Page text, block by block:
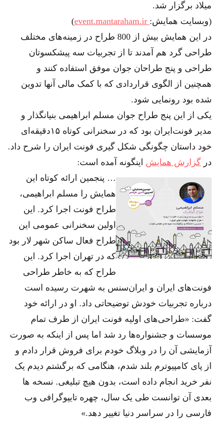
میلاد برگزار شد.
(وبسایت همایش:
)
در این همایش بیش از 800 طراح در زمینه‌های مختلف
طراحی گرد هم آمدند تا از تجربیات سه پیشکسوتان
طراحی و پنج طراحان جوان موفق استفاده کنند و
همچنین از الگوی قراردادی که با کمک مالی آنها تدوین
شده بود رونمایی شود.
یکی از این پنج طراح جوان مسلم ابراهیمی بنیانگذار و
مدیر فونت‌ایران بود که در سخنرانی کوتاه ۱۵دقیقه‌ای
خود داستان چگونگی شکل گیری فونت ایران را شرح داد.
در گزارش همایش اینگونه آمده است:
… پنجمین ارائه کوتاه این
همایش را مسلم ابراهیمی،
طراح فونت اجرا کرد. این
اولین سخنرانی عمومی این
طراح فعال ساکن شهر لار بود
که در تهران اجرا کرد. این
طراح که به خاطر طراحی
فونت‌های ایران و ایران‌سنس به شهرت رسیده است
درباره تجربیات خودش توضیحاتی داد. او در ارائه خود
گفت: «طراحی‌های اولیه فونت ایران از طرف تمام
موسسات و جشنواره‌ها رد شد اما پس از اینکه به صورت
آزمایشی آن را در وبلاگ خودم برای فروش قرار دادم و
از پای کامپیوترم بلند شدم، هنگامی که برگشتم دیدم یک
نفر خرید انجام داده است، بدون هیچ تبلیغی. نسخه ها
بعدی آن توانست طی یک سال، چهره تایپوگرافی وب
فارسی را در سراسر دنیا تغییر دهد.»